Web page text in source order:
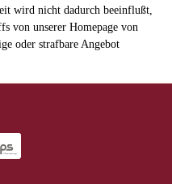
wird nicht dadurch beeinflußt,
von unserer Homepage von
oder strafbare Angebot